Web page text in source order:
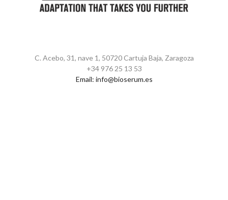
C. Acebo, 31, nave 1, 50720 Cartuja Baja, Zaragoza
+34 976 25 13 53
Email: info@bioserum.es